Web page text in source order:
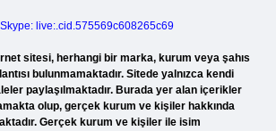
Skype: live:.cid.575569c608265c69
sitesi, herhangi bir marka, kurum veya şahıs
bulunmamaktadır. Sitede yalnızca kendi
paylaşılmaktadır. Burada yer alan içerikler
olup, gerçek kurum ve kişiler hakkında
Gerçek kurum ve kişiler ile isim